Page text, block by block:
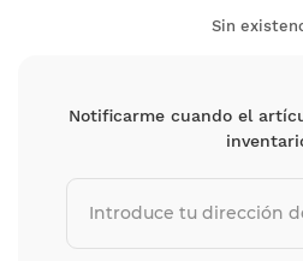
Sin
Notificarme cuando el